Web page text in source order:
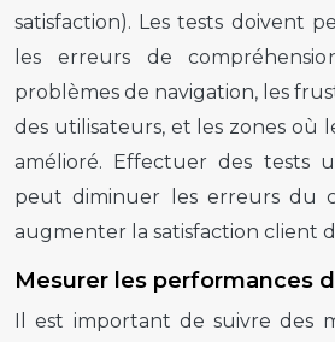
satisfaction). Les tests doivent
les erreurs de
problèmes de navigation, les
des utilisateurs, et les zones où
amélioré. Effectuer des tests
peut diminuer les erreurs du
augmenter la satisfaction client
Mesurer les performances
Il est important de suivre des